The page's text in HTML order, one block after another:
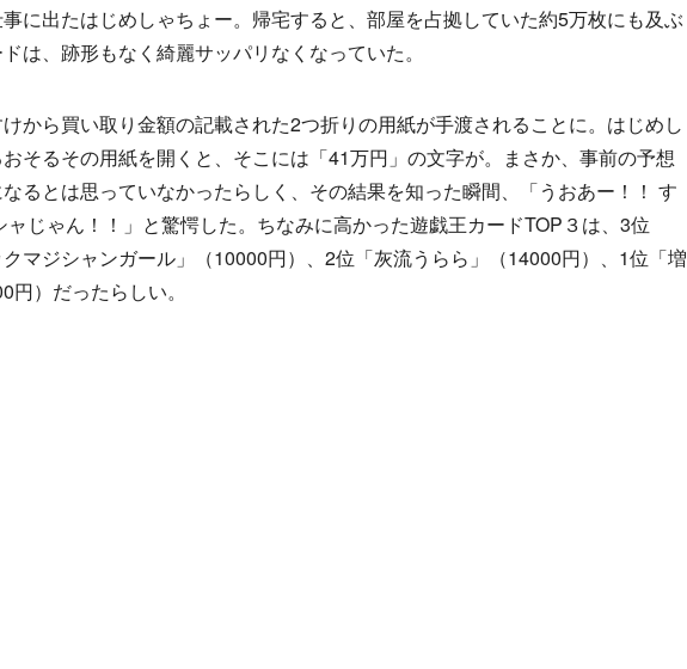
に出たはじめしゃちょー。帰宅すると、部屋を占拠していた約5万枚にも及ぶ
は、跡形もなく綺麗サッパリなくなっていた。
から買い取り金額の記載された2つ折りの用紙が手渡されることに。はじめし
そるその用紙を開くと、そこには「41万円」の文字が。まさか、事前の予想
るとは思っていなかったらしく、その結果を知った瞬間、「うおあー！！ す
ャじゃん！！」と驚愕した。ちなみに高かった遊戯王カードTOP３は、3位
クマジシャンガール」（10000円）、2位「灰流うらら」（14000円）、1位「増
）だったらしい。